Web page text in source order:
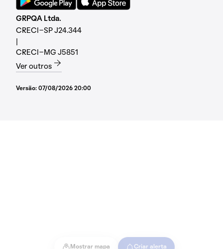
Mostrar mapa Criar alerta
GRPQA Ltda.
CRECI-SP J24.344
CRECI-MG J5851
Ver outros
Versão: 07/08/2026 20:00